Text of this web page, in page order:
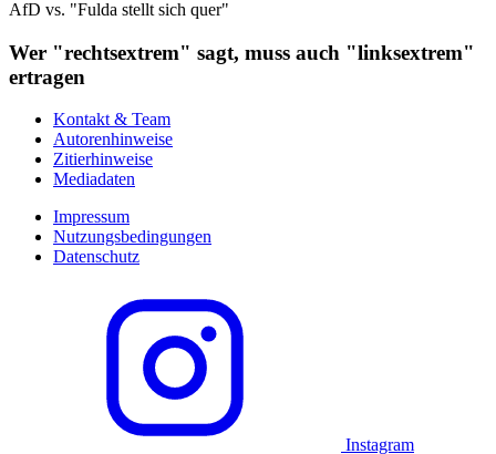
AfD vs. "Fulda stellt sich quer"
Wer "rechtsextrem" sagt, muss auch "linksextrem"
ertragen
Kontakt & Team
Autorenhinweise
Zitierhinweise
Mediadaten
Impressum
Nutzungsbedingungen
Datenschutz
Instagram